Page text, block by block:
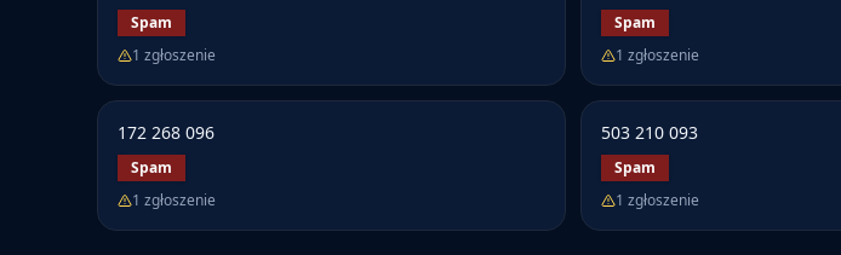
Spam
1 zgłoszenie
Spam
1 zgłoszenie
172 268 096
Spam
1 zgłoszenie
503 210 093
Spam
1 zgłoszenie